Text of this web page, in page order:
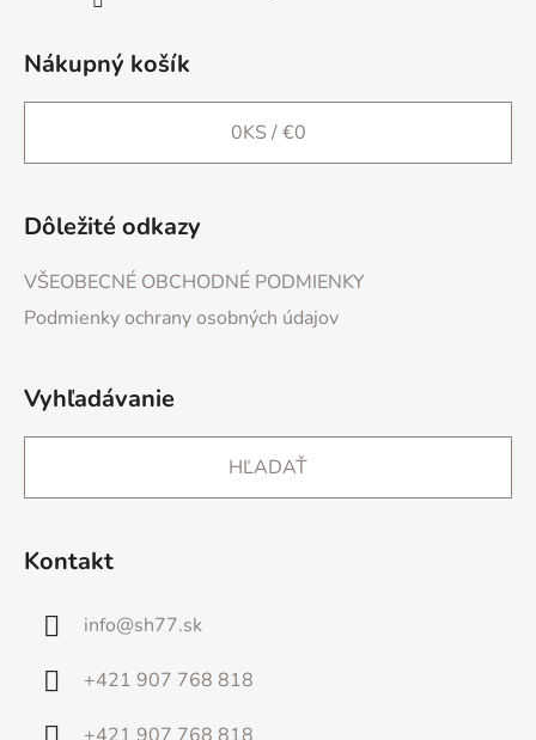
Nákupný košík
0KS /€0
Dôležité odkazy
VŠEOBECNÉ OBCHODNÉ PODMIENKY
Podmienky ochrany osobných údajov
Vyhľadávanie
HĽADAŤ
Kontakt
info@sh77.sk
+421 907 768 818
+421 907 768 818